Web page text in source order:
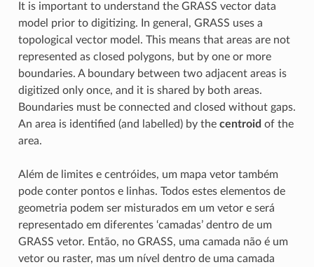
It is important to understand the GRASS vector data
model prior to digitizing. In general, GRASS uses a
topological vector model. This means that areas are not
represented as closed polygons, but by one or more
boundaries. A boundary between two adjacent areas is
digitized only once, and it is shared by both areas.
Boundaries must be connected and closed without gaps.
An area is identified (and labelled) by the centroid of the
area.
Além de limites e centróides, um mapa vetor também
pode conter pontos e linhas. Todos estes elementos de
geometria podem ser misturados em um vetor e será
representado em diferentes ‘camadas’ dentro de um
GRASS vetor. Então, no GRASS, uma camada não é um
vetor ou raster, mas um nível dentro de uma camada